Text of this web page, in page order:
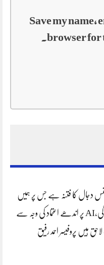
Save my name,
browser for
دجال کا فتنہ ہے جس پر ہمیں
فتح حاصل ہو گی،AI پر اندھے اعتماد کی وجہ سے
ہیں پروفیسر احمد رفیق